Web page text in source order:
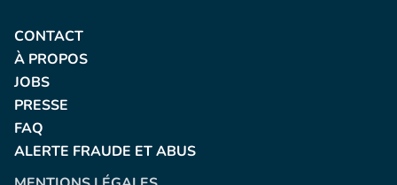
CONTACT
À PROPOS
JOBS
PRESSE
FAQ
ALERTE FRAUDE ET ABUS